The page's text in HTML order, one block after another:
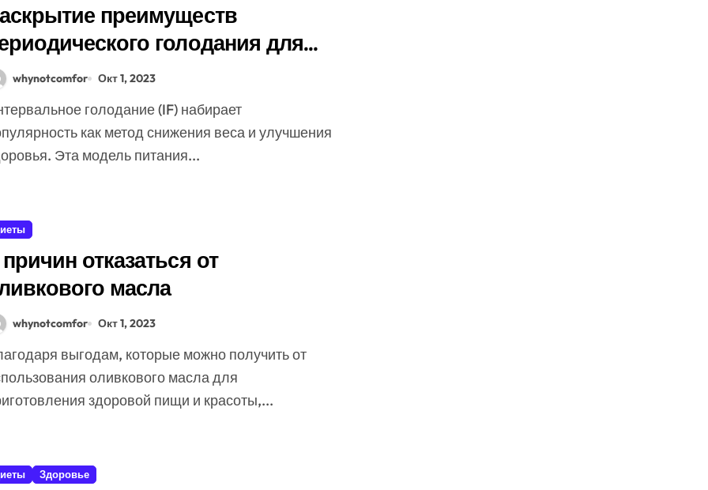
преимуществ
голодания для
whynotcomfor Окт 1, 2023
как метод снижения веса и улучшения
Эта модель питания...
отказаться от
масла
whynotcomfor Окт 1, 2023
оливкового масла для
здоровой пищи и красоты,...
Здоровье